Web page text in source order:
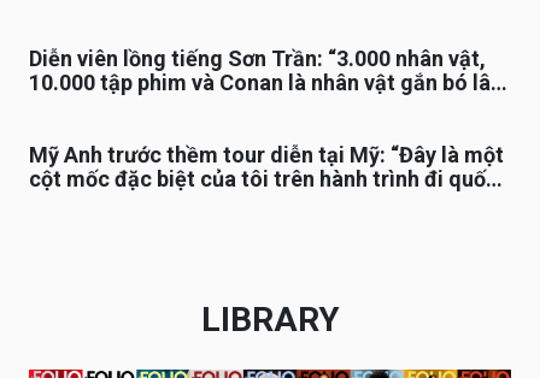
Diễn viên lồng tiếng Sơn Trần: “3.000 nhân vật,
10.000 tập phim và Conan là nhân vật gắn bó lâu
Mỹ Anh trước thềm tour diễn tại Mỹ: “Đây là một
cột mốc đặc biệt của tôi trên hành trình đi quốc
LIBRARY